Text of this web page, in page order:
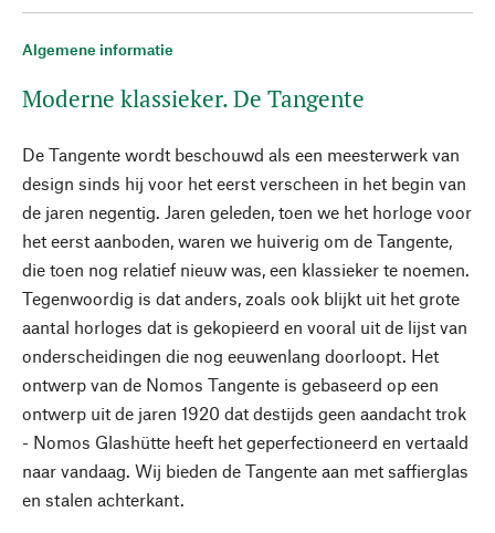
Algemene informatie
Moderne klassieker. De Tangente
De Tangente wordt beschouwd als een meesterwerk van
design sinds hij voor het eerst verscheen in het begin van
de jaren negentig. Jaren geleden, toen we het horloge voor
het eerst aanboden, waren we huiverig om de Tangente,
die toen nog relatief nieuw was, een klassieker te noemen.
Tegenwoordig is dat anders, zoals ook blijkt uit het grote
aantal horloges dat is gekopieerd en vooral uit de lijst van
onderscheidingen die nog eeuwenlang doorloopt. Het
ontwerp van de Nomos Tangente is gebaseerd op een
ontwerp uit de jaren 1920 dat destijds geen aandacht trok
- Nomos Glashütte heeft het geperfectioneerd en vertaald
naar vandaag. Wij bieden de Tangente aan met saffierglas
en stalen achterkant.